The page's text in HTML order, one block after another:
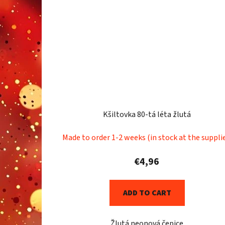
Kšiltovka 80-tá léta žlutá
Made to order 1-2 weeks (in stock at the
€4,96
ADD TO CART